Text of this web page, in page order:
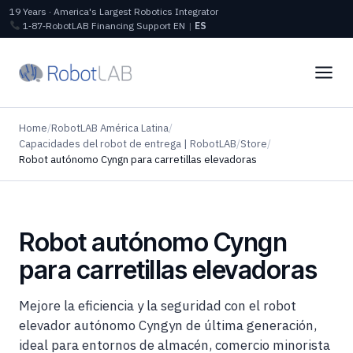
19 Years · America's Largest Robotics Integrator
1‑87‑RobotLAB Financing Support EN | ES
Home/RobotLAB América Latina/
Capacidades del robot de entrega | RobotLAB/Store/
Robot autónomo Cyngn para carretillas elevadoras
Robot autónomo Cyngn
para carretillas elevadoras
Mejore la eficiencia y la seguridad con el robot
elevador autónomo Cyngyn de última generación,
ideal para entornos de almacén, comercio minorista